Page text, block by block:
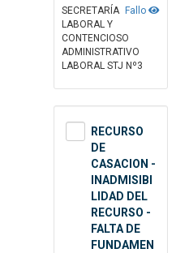
Fallo
SECRETARÍA
LABORAL Y
CONTENCIOSO
ADMINISTRATIVO
LABORAL STJ Nº3
RECURSO
DE
CASACION -
INADMISIBI
LIDAD DEL
RECURSO -
FALTA DE
FUNDAMEN